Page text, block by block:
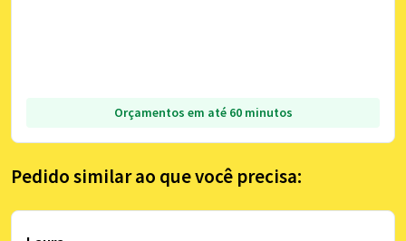
Orçamentos em até 60 minutos
Pedido similar ao que você precisa: